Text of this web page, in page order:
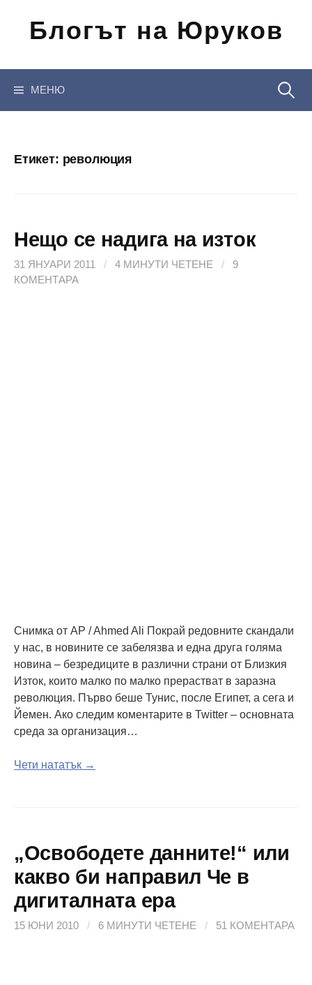
съдържанието
Блогът на Юруков
МЕНЮ
Етикет: революция
Нещо се надига на изток
31 ЯНУАРИ 2011 / 4 МИНУТИ ЧЕТЕНЕ /
9
КОМЕНТАРА
Снимка от AP / Ahmed Ali Покрай редовните скандали
у нас, в новините се забелязва и една друга голяма
новина – безредиците в различни страни от Близкия
Изток, които малко по малко прерастват в заразна
революция. Първо беше Тунис, после Египет, а сега и
Йемен. Ако следим коментарите в Twitter – основната
среда за организация…
Чети нататък →
„Освободете данните!“ или
какво би направил Че в
дигиталната ера
15 ЮНИ 2010 / 6 МИНУТИ ЧЕТЕНЕ / 51 КОМЕНТАРА